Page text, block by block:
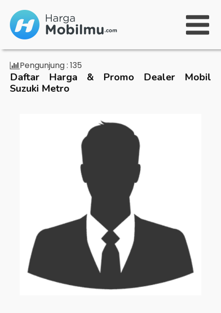
Pengunjung : 135
Daftar Harga & Promo Dealer Mobil
Suzuki Metro